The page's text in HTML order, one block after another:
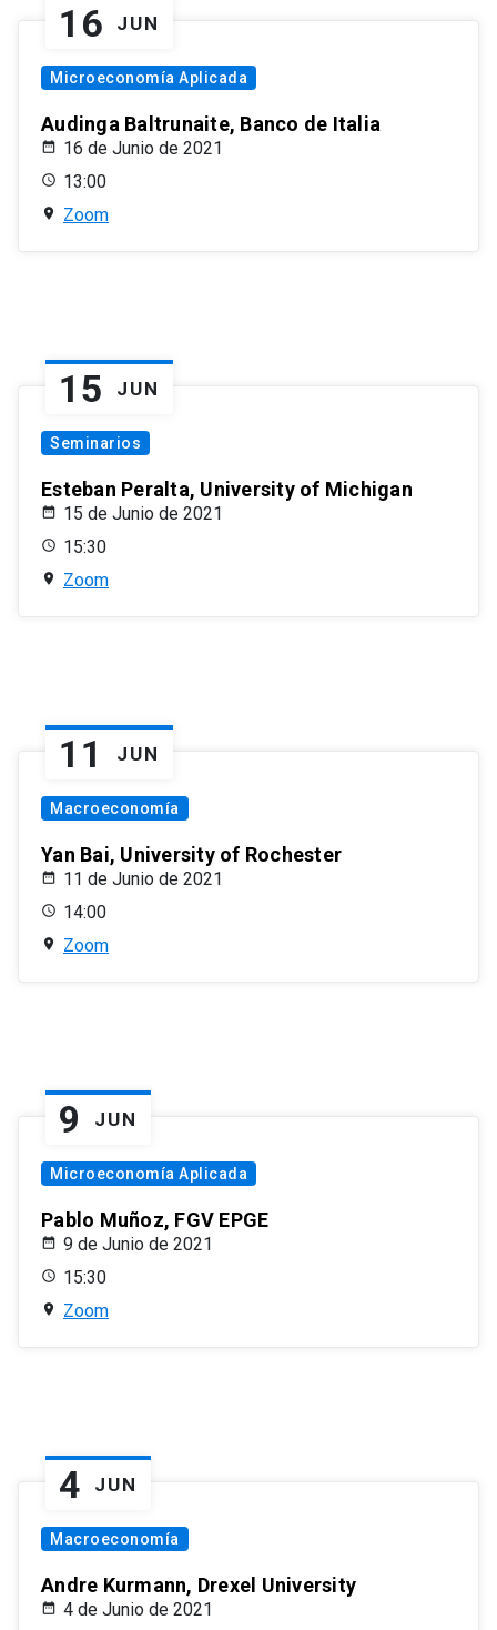
16 JUN
Microeconomía Aplicada
Audinga Baltrunaite, Banco de Italia
16 de Junio de 2021
13:00
Zoom
15 JUN
Seminarios
Esteban Peralta, University of Michigan
15 de Junio de 2021
15:30
Zoom
11 JUN
Macroeconomía
Yan Bai, University of Rochester
11 de Junio de 2021
14:00
Zoom
9 JUN
Microeconomía Aplicada
Pablo Muñoz, FGV EPGE
9 de Junio de 2021
15:30
Zoom
4 JUN
Macroeconomía
Andre Kurmann, Drexel University
4 de Junio de 2021